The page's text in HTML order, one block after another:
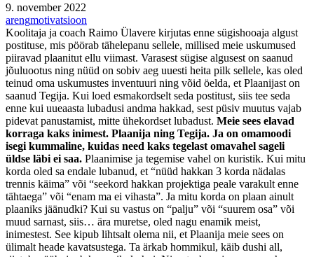
9. november 2022
arengmotivatsioon
Koolitaja ja coach Raimo Ülavere kirjutas enne sügishooaja algust
postituse, mis pöörab tähelepanu sellele, millised meie uskumused
piiravad plaanitut ellu viimast. Varasest sügise algusest on saanud
jõuluootus ning nüüd on sobiv aeg uuesti heita pilk sellele, kas oled
teinud oma uskumustes inventuuri ning võid öelda, et Plaanijast on
saanud Tegija. Kui loed esmakordselt seda postitust, siis tee seda
enne kui uueaasta lubadusi andma hakkad, sest püsiv muutus vajab
pidevat panustamist, mitte ühekordset lubadust. Meie sees elavad
korraga kaks inimest. Plaanija ning Tegija. Ja on omamoodi
isegi kummaline, kuidas need kaks tegelast omavahel sageli
üldse läbi ei saa. Plaanimise ja tegemise vahel on kuristik. Kui mitu
korda oled sa endale lubanud, et “nüüd hakkan 3 korda nädalas
trennis käima” või “seekord hakkan projektiga peale varakult enne
tähtaega” või “enam ma ei vihasta”. Ja mitu korda on plaan ainult
plaaniks jäänudki? Kui su vastus on “palju” või “suurem osa” või
muud sarnast, siis… ära muretse, oled nagu enamik meist,
inimestest. See kipub lihtsalt olema nii, et Plaanija meie sees on
ülimalt heade kavatsustega. Ta ärkab hommikul, käib dushi all,